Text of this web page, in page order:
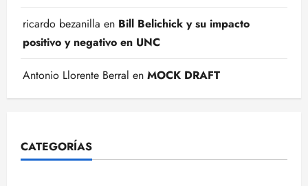
ricardo bezanilla en Bill Belichick y su impacto
positivo y negativo en UNC
Antonio Llorente Berral en MOCK DRAFT
CATEGORÍAS